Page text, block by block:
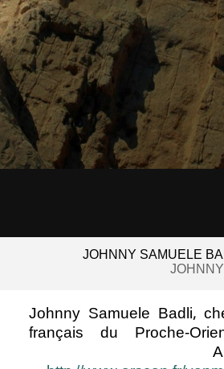
JOHNNY SAMUELE
Johnny Samuele Badli,
français du Proche-